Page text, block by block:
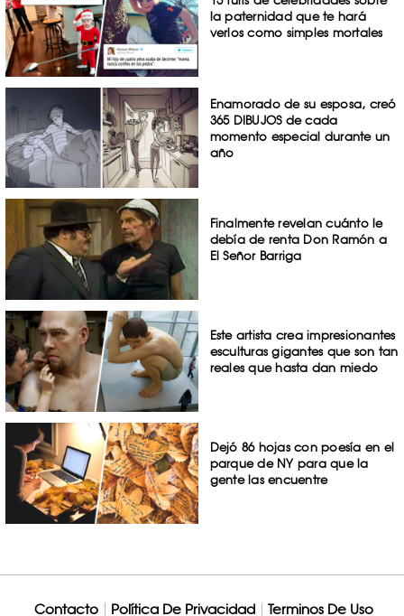
la paternidad que te hará
verlos como simples mortales
Enamorado de su esposa, creó
365 DIBUJOS de cada
momento especial durante un
año
Finalmente revelan cuánto le
debía de renta Don Ramón a
El Señor Barriga
Este artista crea impresionantes
esculturas gigantes que son tan
reales que hasta dan miedo
Dejó 86 hojas con poesía en el
parque de NY para que la
gente las encuentre
Contacto Política De Privacidad Terminos De Uso